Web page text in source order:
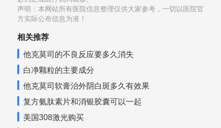
声明：本网站所有医院信息整理仅供大家参考，一切以医院官
方实际公布信息为准！
相关推荐
他克莫司的不良反应要多久消失
白净颗粒的主要成分
他克莫司软膏治外阴白斑多久有效果
复方氨肽素片和消银胶囊可以一起
美国308激光购买